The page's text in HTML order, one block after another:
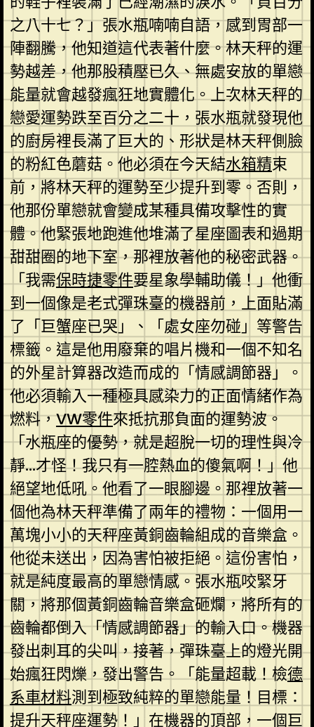
之八十七？」張水瓶喃喃自語，感到胃部一
陣翻騰，他知道這代表著什麼。林天秤的運
勢越差，他那股積壓已久、無處安放的單戀
能量就會越發瘋狂地實體化。上次林天秤的
戀愛運勢跌至百分之二十，張水瓶就發現他
的廚房裡長滿了巨大的、形狀是林天秤側臉
的粉紅色蘑菇。他必須在今天結水箱精束
前，將林天秤的運勢至少提升到零。否則，
他那份單戀就會變成某種具備攻擊性的實
體。他緊張地跑進他堆滿了星座圖表和過期
甜甜圈的地下室，那裡放著他的秘密武器。
「我需保時捷零件要星象學輔助儀！」他衝
到一個像是老式彈珠臺的機器前，上面貼滿
了「巨蟹座已哭」、「處女座勿碰」等警告
標籤。這是他用廢棄的唱片機和一個不知名
的外星計算器改造而成的「情感調節器」。
他必須輸入一種極具感染力的正面情緒作為
燃料，VW零件來抵抗那負面的運勢波。
「水瓶座的優勢，就是超脫一切的理性與冷
靜…才怪！我只有一腔熱血的傻氣啊！」他
絕望地低吼。他看了一眼腳邊。那裡放著一
個他為林天秤準備了兩年的禮物：一個用一
萬塊小小的天秤座黃銅齒輪組成的音樂盒。
他從未送出，因為害怕被拒絕。這份害怕，
就是純度最高的單戀情感。張水瓶咬緊牙
關，將那個黃銅齒輪音樂盒砸爛，將所有的
齒輪都倒入「情感調節器」的輸入口。機器
發出刺耳的尖叫，接著，彈珠臺上的燈光開
始瘋狂閃爍，發出警告。「能量超載！檢德
系車材料測到極致純粹的單戀能量！目標：
提升天秤座運勢！」在機器的頂部，一個巨